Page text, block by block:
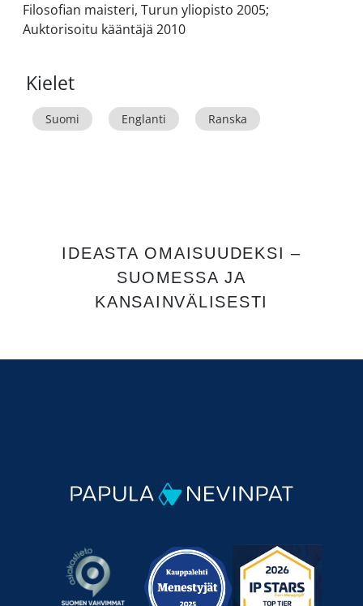
Filosofian maisteri, Turun yliopisto 2005;
Auktorisoitu kääntäjä 2010
Kielet
Suomi Englanti Ranska
IDEASTA OMAISUUDEKSI –
SUOMESSA JA
KANSAINVÄLISESTI